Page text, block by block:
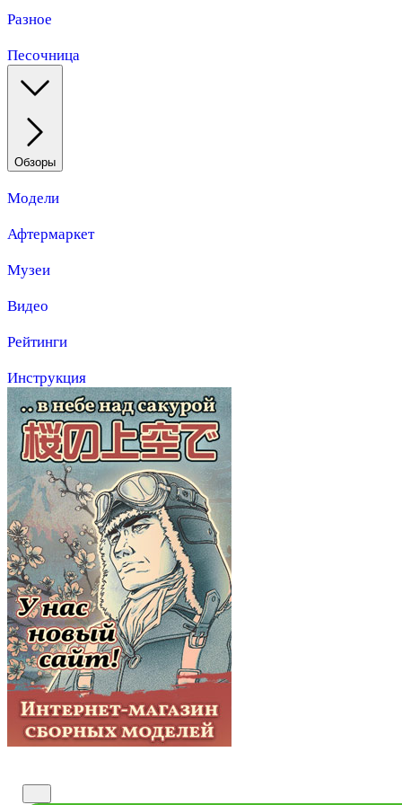
Разное
Песочница
Обзоры
Модели
Афтермаркет
Музеи
Видео
Рейтинги
Инструкция